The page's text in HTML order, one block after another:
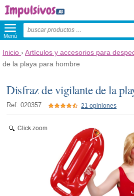
Menú
Inicio › Artículos y accesorios para
de la playa para hombre
Disfraz de vigilante de la
Ref: 020357 21 opiniones
Click zoom